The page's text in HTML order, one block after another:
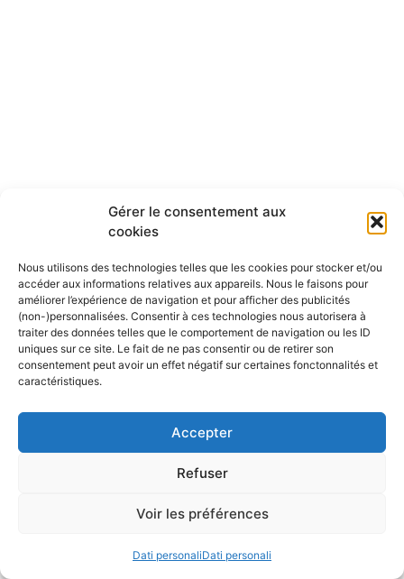
Gérer le consentement aux
cookies
Nous utilisons des technologies telles que les cookies pour stocker et/ou
accéder aux informations relatives aux appareils. Nous le faisons pour
améliorer l’expérience de navigation et pour afficher des publicités
(non-)personnalisées. Consentir à ces technologies nous autorisera à
traiter des données telles que le comportement de navigation ou les ID
uniques sur ce site. Le fait de ne pas consentir ou de retirer son
consentement peut avoir un effet négatif sur certaines fonctonnalités et
caractéristiques.
Accepter
Refuser
Voir les préférences
Dati personaliDati personali